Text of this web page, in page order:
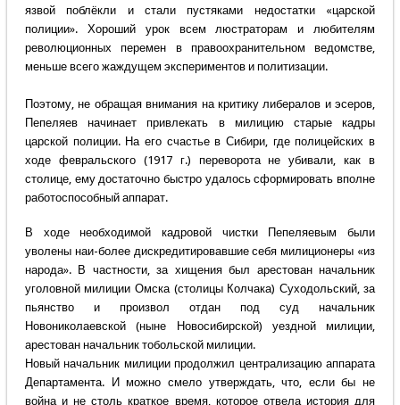
язвой поблёкли и стали пустяками недостатки «царской
полиции». Хороший урок всем люстраторам и любителям
революционных перемен в правоохранительном ведомстве,
меньше всего жаждущем экспериментов и политизации.
Поэтому, не обращая внимания на критику либералов и эсеров,
Пепеляев начинает привлекать в милицию старые кадры
царской полиции. На его счастье в Сибири, где полицейских в
ходе февральского (1917 г.) переворота не убивали, как в
столице, ему достаточно быстро удалось сформировать вполне
работоспособный аппарат.
В ходе необходимой кадровой чистки Пепеляевым были
уволены наи-более дискредитировавшие себя милиционеры «из
народа». В частности, за хищения был арестован начальник
уголовной милиции Омска (столицы Колчака) Суходольский, за
пьянство и произвол отдан под суд начальник
Новониколаевской (ныне Новосибирской) уездной милиции,
арестован начальник тобольской милиции.
Новый начальник милиции продолжил централизацию аппарата
Департамента. И можно смело утверждать, что, если бы не
война и не столь краткое время, которое отвела история для